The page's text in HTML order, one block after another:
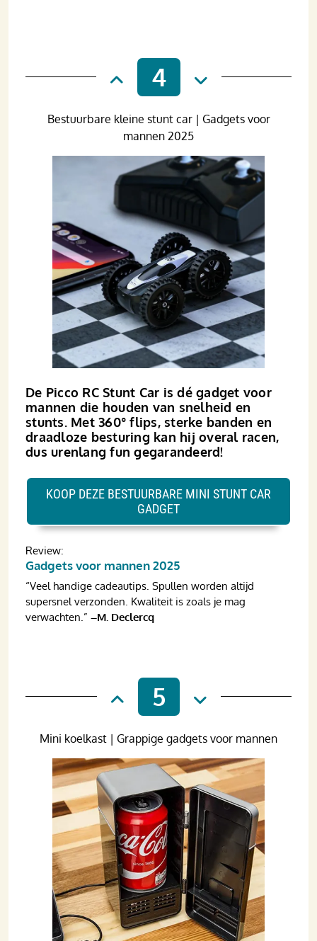
4
De Picco RC Stunt Car is dé gadget voor
mannen die houden van snelheid en
stunts. Met 360° flips, sterke banden en
draadloze besturing kan hij overal racen,
dus urenlang fun gegarandeerd!
Bestuurbare kleine stunt car | Gadgets voor
mannen 2025
Review:
Gadgets voor mannen 2025
“Veel handige cadeautips. Spullen worden altijd
supersnel verzonden. Kwaliteit is zoals je mag
verwachten.” –M. Declercq
KOOP DEZE BESTUURBARE MINI STUNT CAR
GADGET
5
Mini koelkast | Grappige gadgets voor mannen